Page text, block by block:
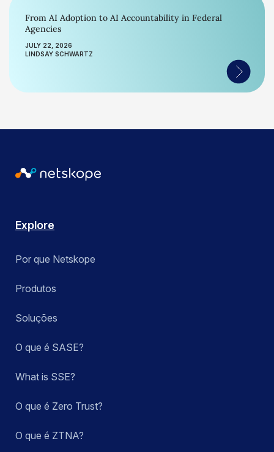
From AI Adoption to AI Accountability in Federal
Agencies
JULY 22, 2026
LINDSAY SCHWARTZ
Explore
Por que Netskope
Produtos
Soluções
O que é SASE?
What is SSE?
O que é Zero Trust?
O que é ZTNA?